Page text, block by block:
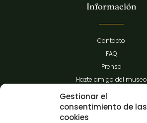
Gestionar el
consentimiento de las
cookies
Información
Contacto
FAQ
Prensa
Hazte amigo del museo
Transparencia